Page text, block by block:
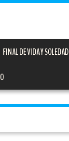
FINAL DE VIDA Y SOLEDAD